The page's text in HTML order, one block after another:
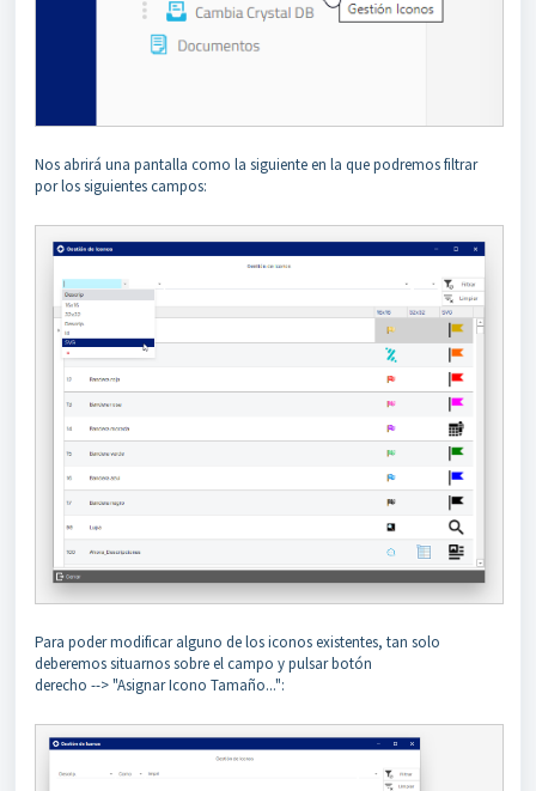
Nos abrirá una pantalla como la siguiente en la que podremos filtrar
por los siguientes campos:
Para poder modificar alguno de los iconos existentes, tan solo
deberemos situarnos sobre el campo y pulsar botón
derecho --> "Asignar Icono Tamaño...":